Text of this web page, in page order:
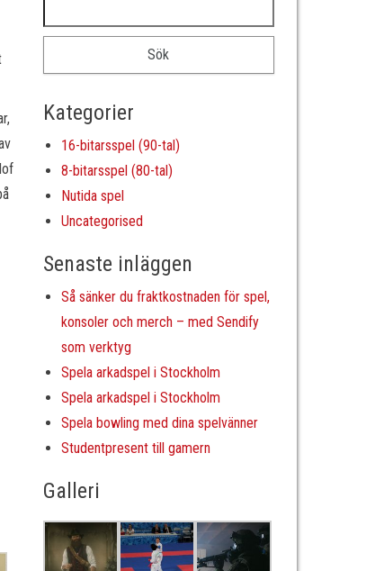
Kategorier
16-bitarsspel (90-tal)
8-bitarsspel (80-tal)
Nutida spel
Uncategorised
Senaste inläggen
Så sänker du fraktkostnaden för spel,
konsoler och merch – med Sendify
som verktyg
Spela arkadspel i Stockholm
Spela arkadspel i Stockholm
Spela bowling med dina spelvänner
Studentpresent till gamern
Galleri